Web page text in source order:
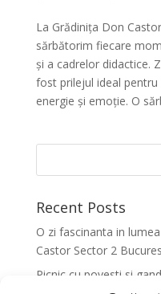
La Grădinița Don
sărbătorim fiecare
și a cadrelor didactice.
fost prilejul ideal
energie și emoție. O
Recent Posts
O zi fascinanta in
Castor Sector 2
Picnic cu povesti si